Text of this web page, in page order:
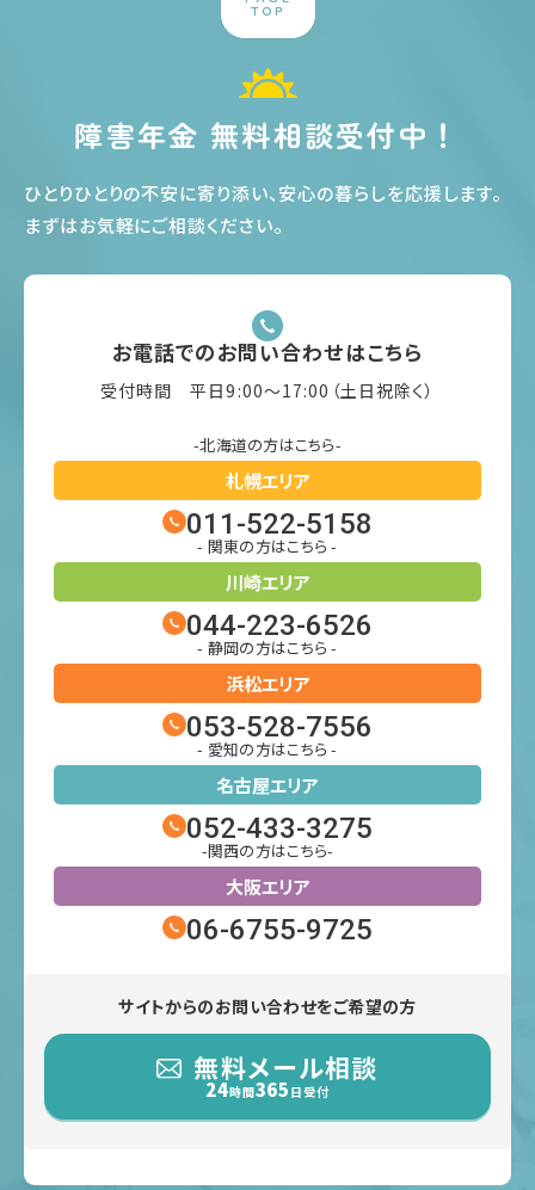
TOP
障害年金 無料相談受付中！
ひとりひとりの不安に寄り添い、安心の暮らしを応援します。
まずはお気軽にご相談ください。
お電話でのお問い合わせはこちら
受付時間 平日9:00〜17:00（土日祝除く）
-北海道の方はこちら-
札幌エリア
011-522-5158
- 関東の方はこちら -
川崎エリア
044-223-6526
- 静岡の方はこちら -
浜松エリア
053-528-7556
- 愛知の方はこちら -
名古屋エリア
052-433-3275
-関西の方はこちら-
大阪エリア
06-6755-9725
サイトからのお問い合わせをご希望の方
無料メール相談
24時間365 日受付